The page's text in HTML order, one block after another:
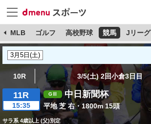
MLB ゴルフ 高校野球 競馬 Jリーグ
10R 3/5(土) 2回小倉3日目
11R
15:35
中日新聞杯
平地 芝 右・1800m 15頭
サラ系 4歳以上 (父)別定